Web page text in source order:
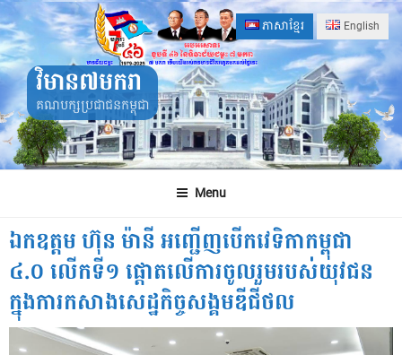
Skip
to
content
ភាសាខ្មែរ English
វិមាន៧មករា
គណបក្សប្រជាជនកម្ពុជា
Menu
ឯកឧត្តម ហ៊ុន ម៉ានី អញ្ជើញបើកវេទិកាកម្ពុជា
៤.០ លើកទី១ ផ្ដោតលើការចូលរួមរបស់យុវជន
ក្នុងការកសាងសេដ្ឋកិច្ចសង្គមឌីជីថល